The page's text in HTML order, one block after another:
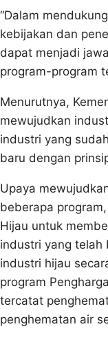
“Dalam
kebijakan dan
dapat menjadi
program-program
Menurutnya,
mewujudkan
industri yang
baru dengan
Upaya
beberapa
Hijau untuk
industri yang telah
industri hijau
program
tercatat
penghematan air